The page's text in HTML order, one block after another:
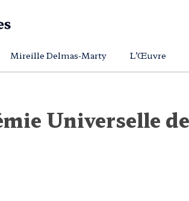
Mireille Delmas-Marty L’Œuvre
Universelle